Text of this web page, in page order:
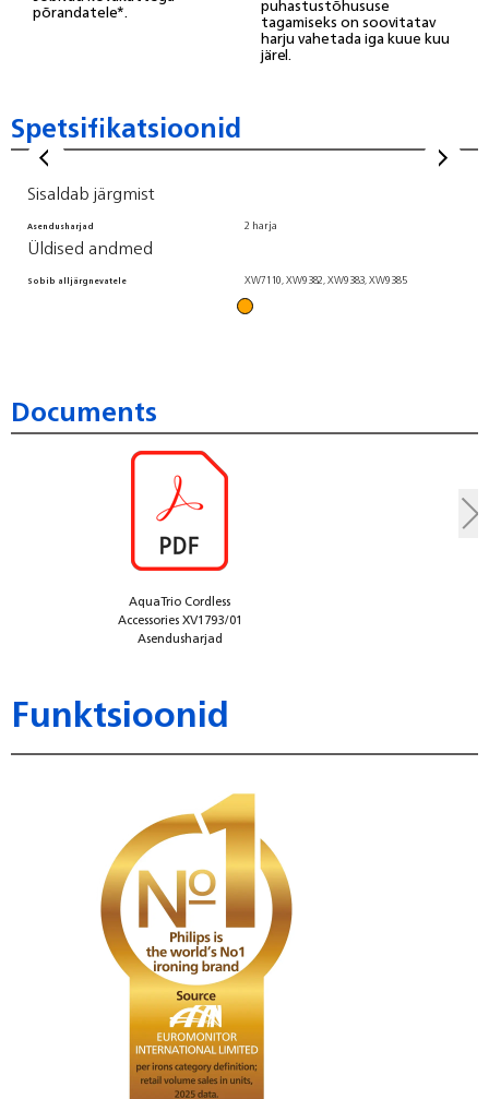
põrandatele*. puhastustõhususe
tagamiseks on soovitatav
harju vahetada iga kuue kuu
järel.
Spetsifikatsioonid
Sisaldab järgmist
Asendusharjad 2 harja
Üldised andmed
Sobib alljärgnevatele XW7110, XW9382, XW9383, XW9385
AquaTrio Cordless
Accessories XV1793/01
Asendusharjad
Documents
Funktsioonid